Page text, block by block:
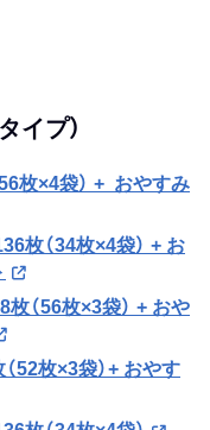
イプ）
枚×4袋） + おやすみ
枚（34枚×4袋） + お
（56枚×3袋） + おや
52枚×3袋）+ おやす